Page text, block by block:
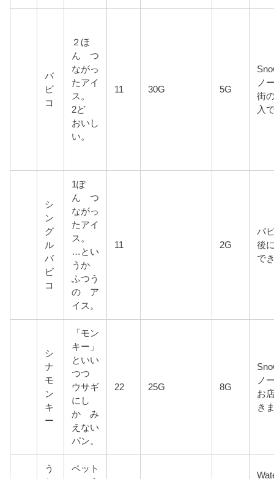
バ
ビ
コ
２ほ
ん つ
ながっ
たアイ
ス。
2ど
おいし
い。
11 30G 5G
ノ
街
入
シ
ン
グ
ル
バ
ビ
コ
1ぽ
ん つ
ながっ
たアイ
ス。
…とい
うか
ふつう
の ア
イス。
11 2G
バ
後
で
シ
ナ
モ
ン
キ
ー
「モン
キー」
といい
つつ
ウサギ
にし
か み
えない
パン。
22 25G 8G
ノ
お
き
う
ペット